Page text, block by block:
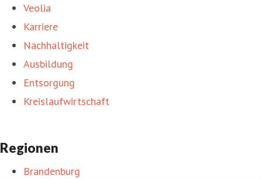
Veolia
Karriere
Nachhaltigkeit
Ausbildung
Entsorgung
Kreislaufwirtschaft
Regionen
Brandenburg